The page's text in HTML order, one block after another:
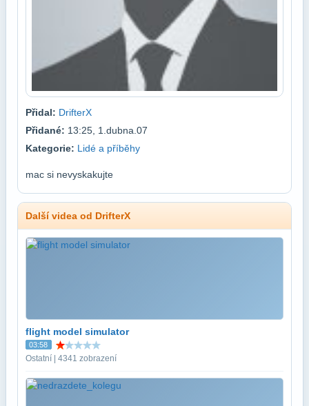
Přidal: DrifterX
Přidané: 13:25, 1.dubna.07
Kategorie: Lidé a příběhy
mac si nevyskakujte
Další videa od DrifterX
flight model simulator
03:58
Ostatní | 4341 zobrazení